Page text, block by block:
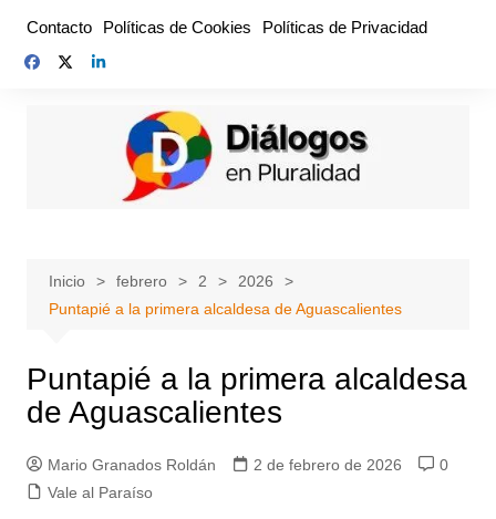
contenido
Contacto Políticas de Cookies Políticas de Privacidad
Inicio febrero 2
2026
Puntapié a la primera alcaldesa de Aguascalientes
Puntapié a la primera alcaldesa
de Aguascalientes
Mario Granados Roldán 2 de febrero de 2026
0
Vale al Paraíso